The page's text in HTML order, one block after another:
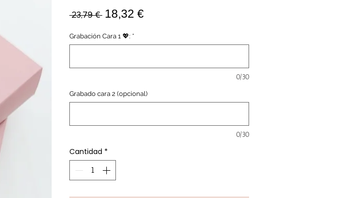
23,79 € Precio
18,32 €Precio
oferta
Grabación Cara 1 💖: *
0/30
Grabado cara 2 (opcional)
0/30
Cantidad *